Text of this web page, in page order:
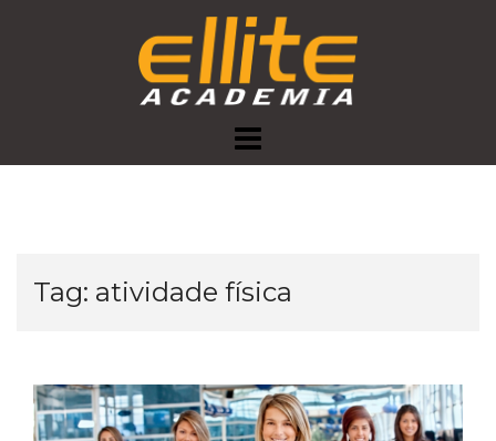
Tag: atividade física